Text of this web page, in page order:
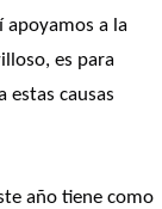
apoyamos a la
es para
estas causas
año tiene como